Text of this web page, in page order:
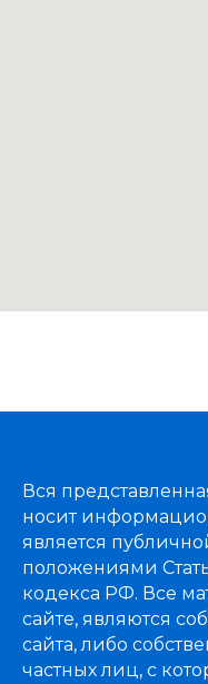
Вся
носит
является
положениями
кодекса РФ. Все
сайте, являются
сайта, либо
частных лиц, с